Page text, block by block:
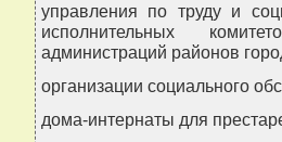
управления по труду и
исполнительных
администраций районов
организации социального
дома-интернаты для